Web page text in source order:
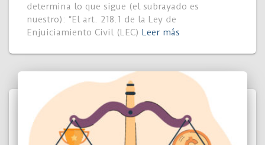
determina lo que sigue (el subrayado es
nuestro): “El art. 218.1 de la Ley de
Enjuiciamiento Civil (LEC) Leer más